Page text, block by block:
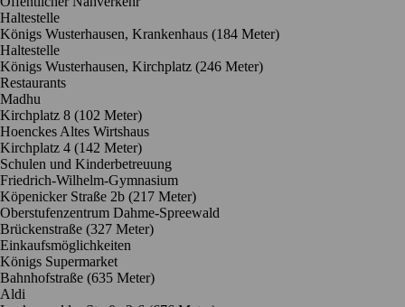
Haltestelle
Königs Wusterhausen, Krankenhaus (184 Meter)
Haltestelle
Königs Wusterhausen, Kirchplatz (246 Meter)
Restaurants
Madhu
Kirchplatz 8 (102 Meter)
Hoenckes Altes Wirtshaus
Kirchplatz 4 (142 Meter)
Schulen und Kinderbetreuung
Friedrich-Wilhelm-Gymnasium
Köpenicker Straße 2b (217 Meter)
Oberstufenzentrum Dahme-Spreewald
Brückenstraße (327 Meter)
Einkaufsmöglichkeiten
Königs Supermarket
Bahnhofstraße (635 Meter)
Aldi